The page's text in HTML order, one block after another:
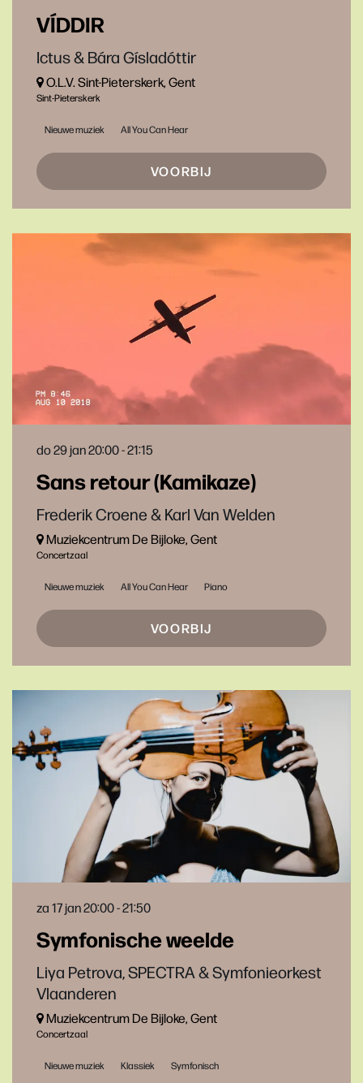
VÍDDIR
Ictus & Bára Gísladóttir
O.L.V. Sint-Pieterskerk, Gent
Sint-Pieterskerk
Nieuwe muziek All You Can Hear
VOORBIJ
Sans retour (Kamikaze)
Frederik Croene & Karl Van Welden
do 29 jan20:00 - 21:15
Muziekcentrum De Bijloke, Gent
Concertzaal
Nieuwe muziek All You Can Hear Piano
VOORBIJ
Symfonische weelde
Liya Petrova, SPECTRA & Symfonieorkest
Vlaanderen
za 17 jan20:00 - 21:50
Muziekcentrum De Bijloke, Gent
Concertzaal
Nieuwe muziek Klassiek Symfonisch